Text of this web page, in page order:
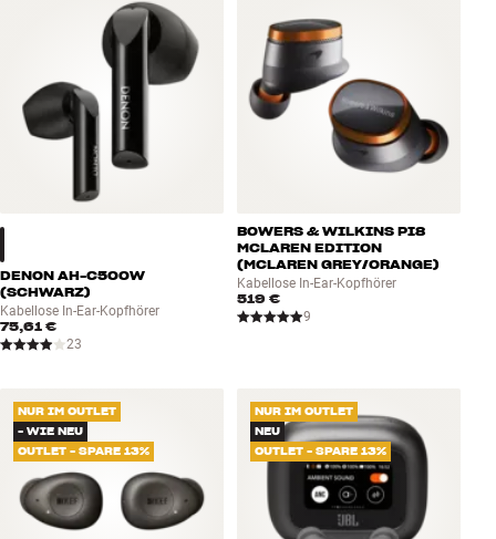
DENON AH-C500W
(SCHWARZ)
Kabellose In-Ear-Kopfhörer
75,61 €
23
BOWERS & WILKINS PI8
MCLAREN EDITION
(MCLAREN GREY/ORANGE)
Kabellose In-Ear-Kopfhörer
519 €
9
NUR IM OUTLET
- WIE NEU
OUTLET - SPARE 13%
NUR IM OUTLET
NEU
OUTLET - SPARE 13%